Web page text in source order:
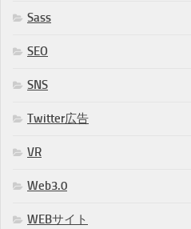
Sass
SEO
SNS
Twitter広告
VR
Web3.0
WEBサイト